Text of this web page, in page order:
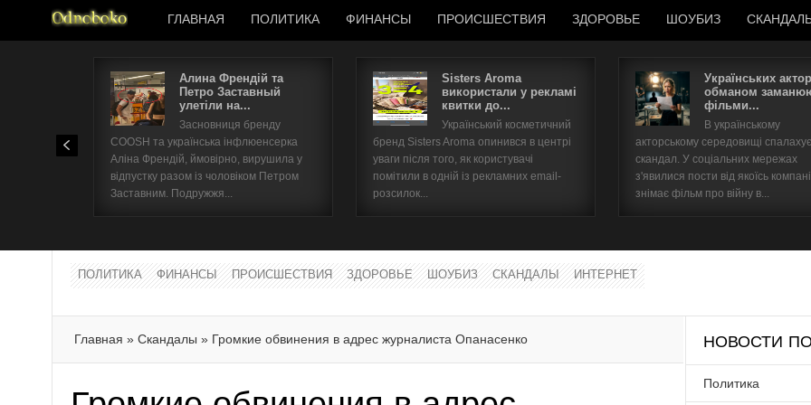
ГЛАВНАЯ ПОЛИТИКА ФИНАНСЫ ПРОИСШЕСТВИЯ ЗДОРОВЬЕ ШОУБИЗ
Алина Френдій та
Петро Заставный
улетіли на...
Засновниця бренду
COOSH та українська інфлюенсерка
Аліна Френдій, ймовірно, вирушила у
відпустку разом із чоловіком Петром
Заставним. Подружжя...
Sisters Aroma
використали у рекламі
квитки до...
Український косметичний
бренд Sisters Aroma опинився в центрі
уваги після того, як користувачі
помітили в одній із рекламних email-
розсилок...
Українських
обманом
фільми...
В українському
акторському середовищі спалахує
скандал. У соціальних мережах
з'явилися пости від якоїсь
знімає фільм про війну в...
ПОЛИТИКА ФИНАНСЫ ПРОИСШЕСТВИЯ ЗДОРОВЬЕ ШОУБИЗ СКАНДАЛЫ ИНТЕРНЕТ
Главная » Скандалы » Громкие обвинения в адрес журналиста Опанасенко НОВОСТИ
Политика
Имя пользователя
Забыли имя пользователя?